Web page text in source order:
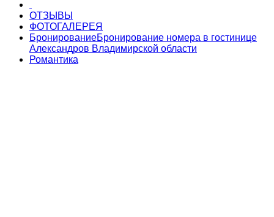
ОТЗЫВЫ
ФОТОГАЛЕРЕЯ
БронированиеБронирование номера в гостинице
Александров Владимирской области
Романтика